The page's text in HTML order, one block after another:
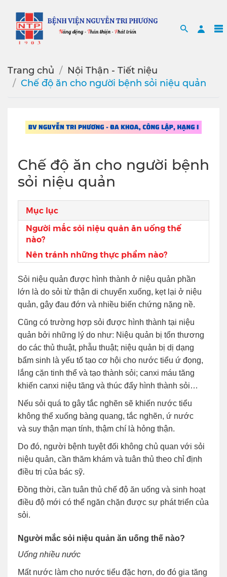
Search
Trang chủ
Nội Thận - Tiết niệu
Chế độ ăn cho người bệnh sỏi niệu quản
Chế độ ăn cho người bệnh
sỏi niệu quản
Mục lục
Người mắc sỏi niệu quản ăn uống thế
nào?
Nên tránh những thực phẩm nào?
Sỏi niệu quản được hình thành ở niệu quản phần
lớn là do sỏi từ thận di chuyển xuống, kẹt lại ở niệu
quản, gây đau đớn và nhiều biến chứng nặng nề.
Cũng có trường hợp sỏi được hình thành tại niệu
quản bởi những lý do như: Niệu quản bị tổn thương
do các thủ thuật, phẫu thuật; niệu quản bị dị dạng
bẩm sinh là yếu tố tạo cơ hội cho nước tiểu ứ đọng,
lắng cặn tinh thể và tạo thành sỏi; canxi máu tăng
khiến canxi niệu tăng và thúc đẩy hình thành sỏi…
Nếu sỏi quá to gây tắc nghẽn sẽ khiến nước tiểu
không thể xuống bàng quang, tắc nghẽn, ứ nước
và suy thận mạn tính, thậm chí là hỏng thận.
Do đó, người bệnh tuyệt đối không chủ quan với sỏi
niệu quản, cần thăm khám và tuân thủ theo chỉ định
điều trị của bác sỹ.
Đồng thời, cần tuân thủ chế độ ăn uống và sinh hoạt
điều độ mới có thể ngăn chặn được sự phát triển của
sỏi.
Người mắc sỏi niệu quản ăn uống thế nào?
Uống nhiều nước
Mất nước làm cho nước tiểu đặc hơn, do đó gia tăng